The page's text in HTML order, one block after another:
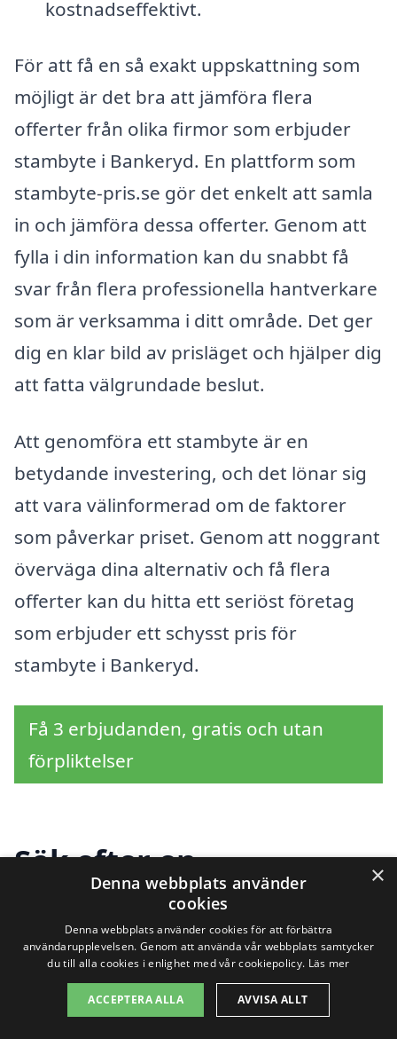
kostnadseffektivt.
För att få en så exakt uppskattning som
möjligt är det bra att jämföra flera
offerter från olika firmor som erbjuder
stambyte i Bankeryd. En plattform som
stambyte-pris.se gör det enkelt att samla
in och jämföra dessa offerter. Genom att
fylla i din information kan du snabbt få
svar från flera professionella hantverkare
som är verksamma i ditt område. Det ger
dig en klar bild av prisläget och hjälper dig
att fatta välgrundade beslut.
Att genomföra ett stambyte är en
betydande investering, och det lönar sig
att vara välinformerad om de faktorer
som påverkar priset. Genom att noggrant
överväga dina alternativ och få flera
offerter kan du hitta ett seriöst företag
som erbjuder ett schysst pris för
stambyte i Bankeryd.
Få 3 erbjudanden, gratis och utan
förpliktelser
Sök efter en
professionell för
stambyte i andra städer
nära Bankeryd
×
Denna webbplats använder
cookies
Denna webbplats använder cookies för att förbättra
användarupplevelsen. Genom att använda vår webbplats samtycker
du till alla cookies i enlighet med vår cookiepolicy. Läs mer
ACCEPTERA ALLA AVVISA ALLT